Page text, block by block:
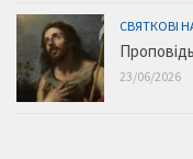
СВЯТКОВІ
23/06/2026